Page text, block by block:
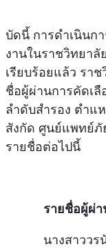
บัดนี้ การดำเนินก
งานในราชวิทยา
เรียบร้อยแล้ว รา
ชื่อผู้ผ่านการคัดเ
ลำดับสำรอง ตำแ
สังกัด ศูนย์แพทย์ภั
รายชื่อต่อไปนี้
รายชื่อผู้ผ่า
นางสาววรนั